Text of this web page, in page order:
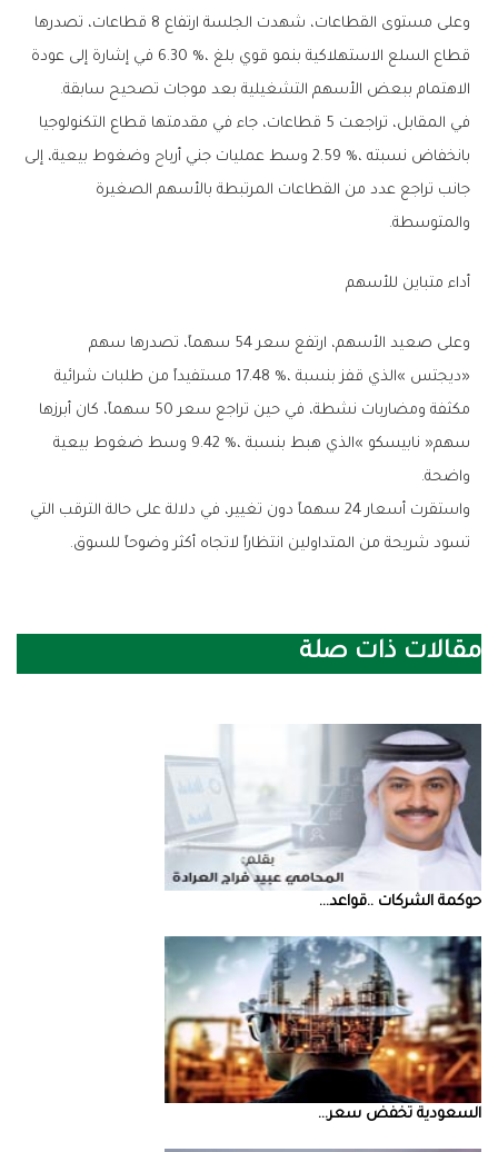
‬الاهتمام‭ ‬ببعض‭ ‬الأسهم‭ ‬التشغيلية‭ ‬بعد‭ ‬موجات‭ ‬تصحيح‭ ‬سابقة‭.‬
‬والمتوسطة‭.‬
أداء‭ ‬متباين‭ ‬للأسهم
‬واضحة‭.‬
‬تسود‭ ‬شريحة‭ ‬من‭ ‬المتداولين‭ ‬انتظاراً‭ ‬لاتجاه‭ ‬أكثر‭ ‬وضوحاً‭ ‬للسوق‭.‬
مقالات ذات صلة
حوكمة‭ ‬الشركات‭.. ‬قواعد‭ ...
السعودية‭ ‬تخفض‭ ‬سعر‭ ...